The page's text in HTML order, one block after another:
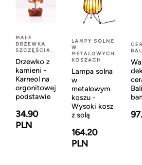
MAŁE
DRZEWKA
SZCZĘŚCIA
Drzewko z
kamieni -
Karneol na
orgonitowej
podstawie
34.90
PLN
LAMPY SOLNE
W
METALOWYCH
KOSZACH
Lampa solna
w
metalowym
koszu -
Wysoki kosz
z solą
164.20
PLN